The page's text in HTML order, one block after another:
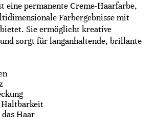
eine permanente Creme-Haarfarbe,
Farbergebnisse mit
Sie ermöglicht kreative
sorgt für langanhaltende, brillante
Haltbarkeit
Haar